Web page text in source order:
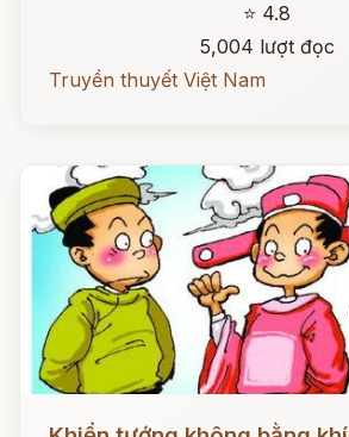
⭐ 4.8
5,004 lượt đọc
Truyền thuyết Việt Nam
Đọc ngay